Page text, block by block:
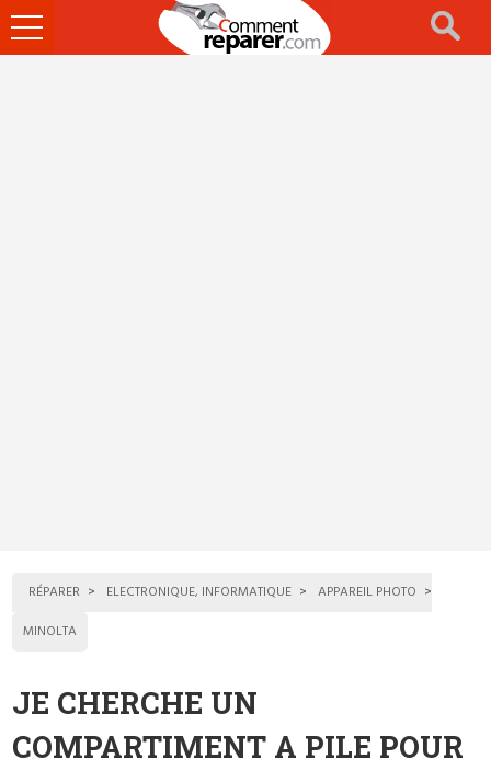
Ouvrir
le
RÉPARER ELECTRONIQUE, INFORMATIQUE
APPAREIL PHOTO
MINOLTA
JE CHERCHE UN
COMPARTIMENT A PILE POUR